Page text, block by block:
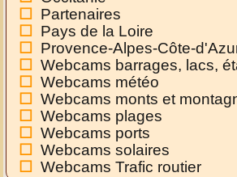
Partenaires
Pays de la Loire
Provence-Alpes-Côte-
Webcams barrages, lacs,
Webcams météo
Webcams monts et
Webcams plages
Webcams ports
Webcams solaires
Webcams Trafic routier